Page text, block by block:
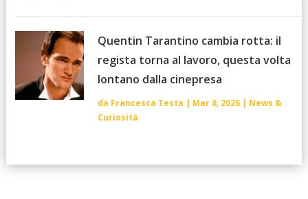
Quentin Tarantino cambia rotta: il
regista torna al lavoro, questa volta
lontano dalla cinepresa
da Francesca Testa | Mar 8, 2026| News &
Curiosità